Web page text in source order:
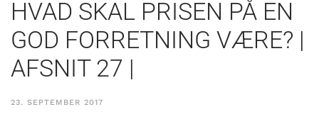
HVAD SKAL PRISEN PÅ EN
GOD FORRETNING VÆRE? |
AFSNIT 27 |
23. SEPTEMBER 2017